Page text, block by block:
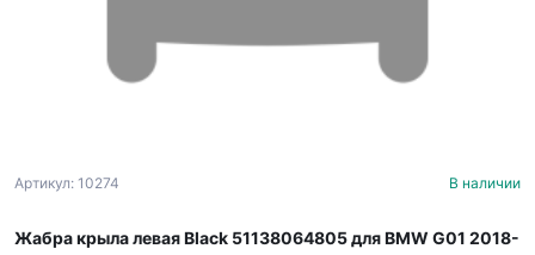
Артикул: 10274 В наличии
Жабра крыла левая Black 51138064805 для BMW G01 2018-